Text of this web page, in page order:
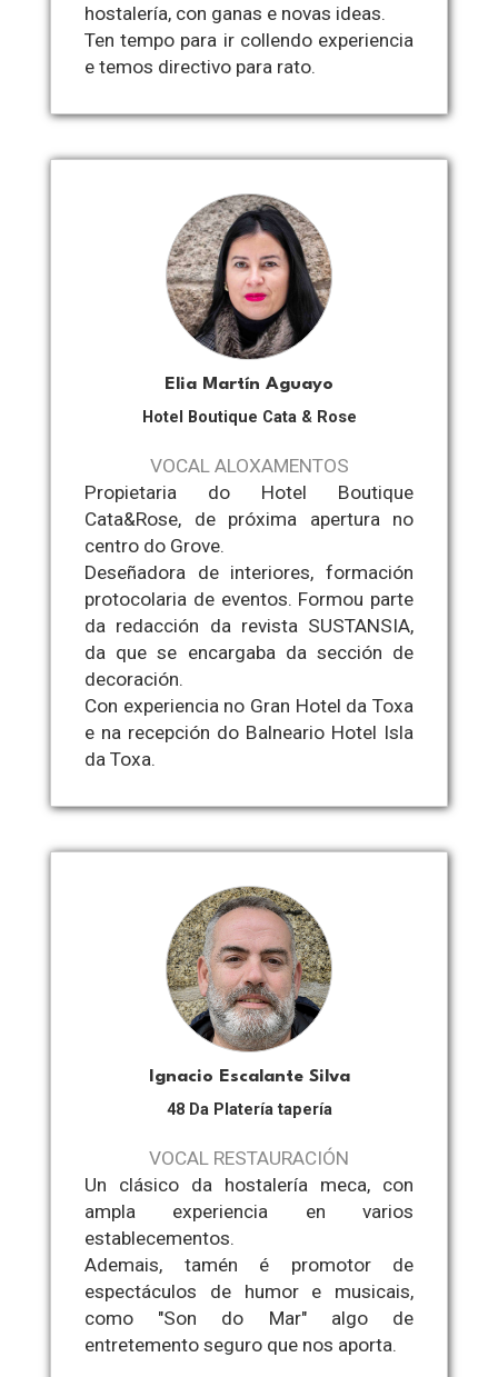
hostalería, con ganas e novas ideas.
Ten tempo para ir collendo experiencia
e temos directivo para rato.
Elia Martín Aguayo
Hotel Boutique Cata & Rose
VOCAL ALOXAMENTOS
Propietaria do Hotel Boutique
Cata&Rose, de próxima apertura no
centro do Grove.
Deseñadora de interiores, formación
protocolaria de eventos. Formou parte
da redacción da revista SUSTANSIA,
da que se encargaba da sección de
decoración.
Con experiencia no Gran Hotel da Toxa
e na recepción do Balneario Hotel Isla
da Toxa.
Ignacio Escalante Silva
48 Da Platería tapería
VOCAL RESTAURACIÓN
Un clásico da hostalería meca, con
ampla experiencia en varios
establecementos.
Ademais, tamén é promotor de
espectáculos de humor e musicais,
como "Son do Mar" algo de
entretemento seguro que nos aporta.